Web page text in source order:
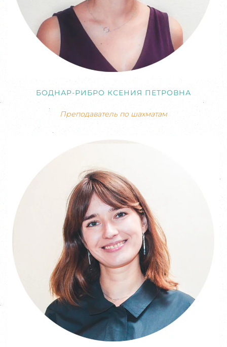
БОДНАР-РИБРО КСЕНИЯ ПЕТРОВНА
Преподаватель по шахматам